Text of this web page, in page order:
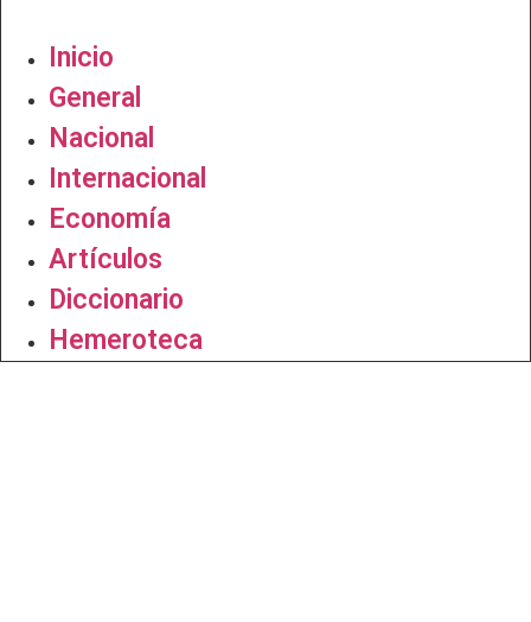
Inicio
General
Nacional
Internacional
Economía
Artículos
Diccionario
Hemeroteca